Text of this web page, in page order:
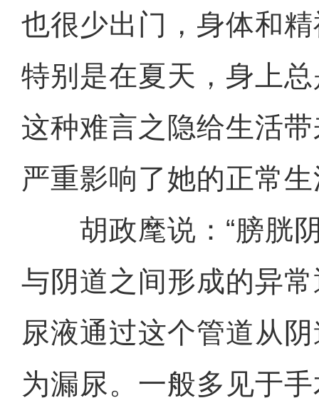
也很少出门，身体和
特别是在夏天，身上
这种难言之隐给生活
严重影响了她的正常
胡政麾说：“膀胱阴
与阴道之间形成的异
尿液通过这个管道从
为漏尿。一般多见于